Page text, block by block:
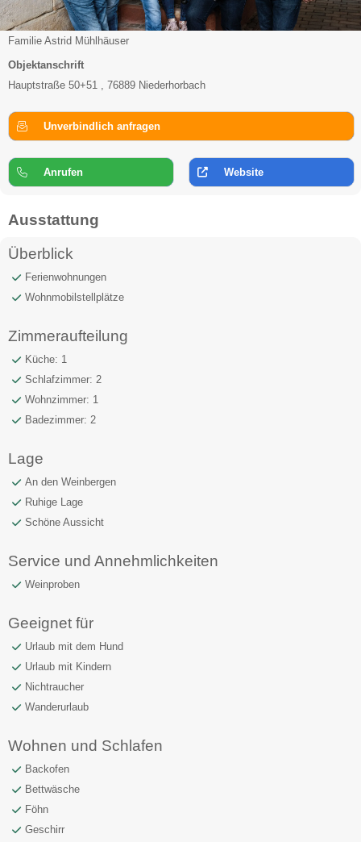
Familie Astrid Mühlhäuser
Objektanschrift
Hauptstraße 50+51 , 76889 Niederhorbach
Unverbindlich anfragen
Anrufen Website
Ausstattung
Überblick
Ferienwohnungen
Wohnmobilstellplätze
Zimmeraufteilung
Küche: 1
Schlafzimmer: 2
Wohnzimmer: 1
Badezimmer: 2
Lage
An den Weinbergen
Ruhige Lage
Schöne Aussicht
Service und Annehmlichkeiten
Weinproben
Geeignet für
Urlaub mit dem Hund
Urlaub mit Kindern
Nichtraucher
Wanderurlaub
Wohnen und Schlafen
Backofen
Bettwäsche
Föhn
Geschirr